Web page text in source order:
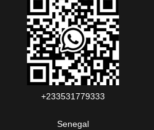
+233531779333
Senegal